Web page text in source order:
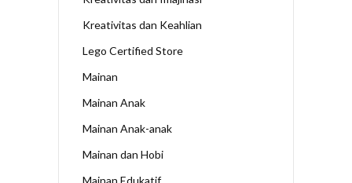
Kreativitas dan Keahlian
Lego Certified Store
Mainan
Mainan Anak
Mainan Anak-anak
Mainan dan Hobi